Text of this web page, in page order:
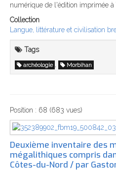
numérique de l'édition imprimée
Collection
Langue, littérature et civilisation
Tags
archéologie , Morbihan
Position : 68 (683 vues)
Deuxième inventaire des
mégalithiques compris
Côtes-du-Nord / par